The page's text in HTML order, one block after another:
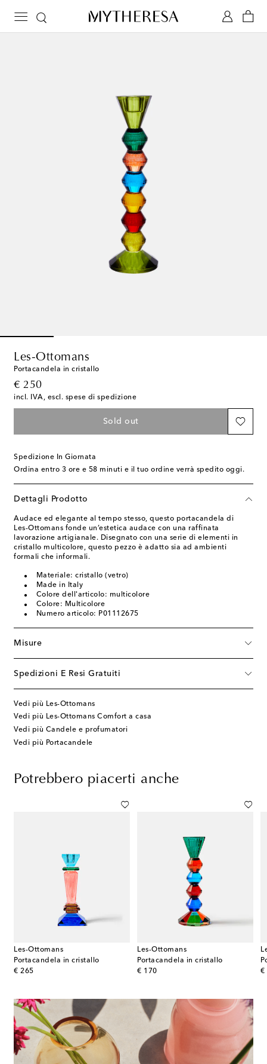
Les-Ottomans
Portacandela in cristallo
€ 250
original price
incl. IVA, escl. spese di spedizione
Sold out
Spedizione In Giornata
Ordina entro 3 ore e 58 minuti e il tuo ordine verrà spedito oggi.
Dettagli Prodotto
Audace ed elegante al tempo stesso, questo portacandela di
Les-Ottomans fonde un’estetica audace con una raffinata
lavorazione artigianale. Disegnato con una serie di elementi in
cristallo multicolore, questo pezzo è adatto sia ad ambienti
formali che informali.
Materiale: cristallo (vetro)
Made in Italy
Colore dell'articolo: multicolore
Colore: Multicolore
Numero articolo: P01112675
Misure
Spedizioni E Resi Gratuiti
Vedi più Les-Ottomans
Vedi più Les-Ottomans Comfort a casa
Vedi più Candele e profumatori
Vedi più Portacandele
Potrebbero piacerti anche
Les-Ottomans
Portacandela in cristallo
€ 265
original price
Les-Ottomans
Portacandela in cristallo
€ 170
original price
€